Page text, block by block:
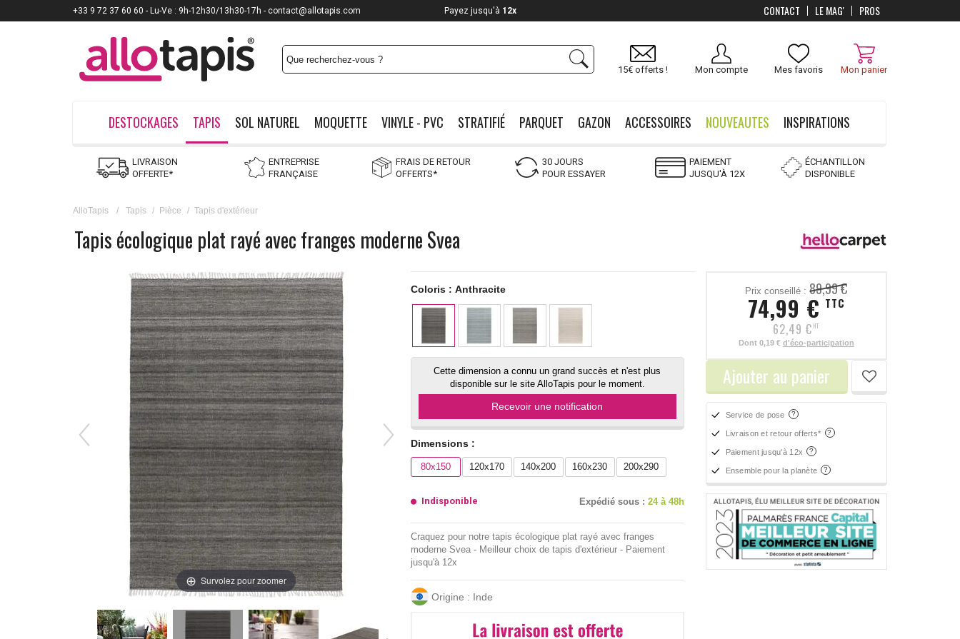
Mon panier
Mes favoris
Mon compte
15€ offerts !
DESTOCKAGES TAPIS SOL NATUREL MOQUETTE VINYLE - PVC STRATIFIÉ PARQUET GAZON ACCESSOIRES NOUVEAUTES INSPIRATIONS
LIVRAISON
OFFERTE*
ENTREPRISE
FRANÇAISE
FRAIS DE RETOUR
OFFERTS*
30 JOURS
POUR ESSAYER
PAIEMENT
JUSQU'À 12X
ÉCHANTILLON
DISPONIBLE
AlloTapis / Tapis / Pièce / Tapis d'extérieur
Tapis écologique plat rayé avec franges moderne Svea
Survolez pour zoomer
Coloris : Anthracite
Cette dimension a connu un grand succès et n'est plus
disponible sur le site AlloTapis pour le moment.
Recevoir une notification
Dimensions :
80x150 120x170 140x200 160x230 200x290
Indisponible Expédié sous : 24 à 48h
Craquez pour notre tapis écologique plat rayé avec franges
moderne Svea - Meilleur choix de tapis d'extérieur - Paiement
jusqu'à 12x
Origine : Inde
Prix conseillé :89,99 €
74,99 € TTC
62,49 € HT
Dont 0,19 € d'éco-participation
Ajouter au panier
Service de pose
Livraison et retour offerts*
Paiement jusqu'à 12x
Ensemble pour la planète
PROS
LE MAG'
CONTACT
+33 9 72 37 60 60 - Lu-Ve : 9h-12h30/13h30-17h - contact@allotapis.com Payez jusqu'à 12x OFFERTSdès 100 €